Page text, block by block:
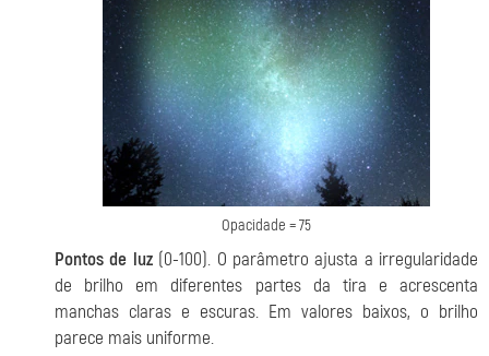
Opacidade = 75
Pontos de luz(0-100). O parâmetro ajusta a irregularidade
de brilho em diferentes partes da tira e acrescenta
manchas claras e escuras. Em valores baixos, o brilho
parece mais uniforme.